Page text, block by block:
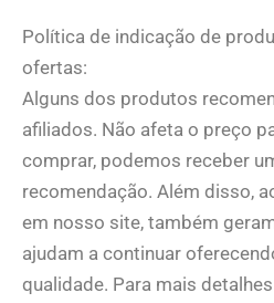
Política de indicação de
ofertas:
Alguns dos produtos
afiliados. Não afeta o preço
comprar, podemos receber
recomendação. Além disso,
em nosso site, também
ajudam a continuar
qualidade. Para mais